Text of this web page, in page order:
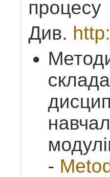
процесу
Див.
-